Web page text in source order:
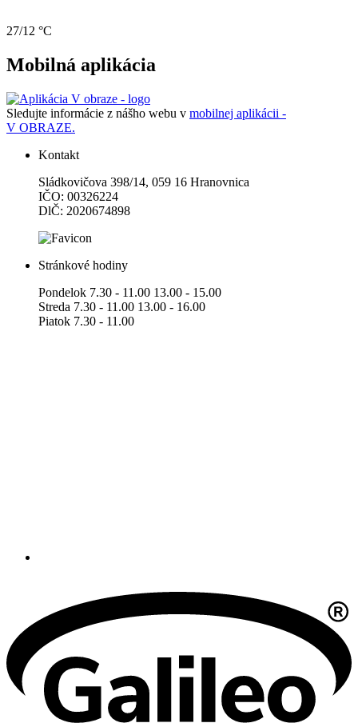
27/12 °C
Mobilná aplikácia
Sledujte informácie z nášho webu v mobilnej aplikácii -
V OBRAZE.
Kontakt
Sládkovičova 398/14, 059 16 Hranovnica
IČO: 00326224
DlČ: 2020674898
Stránkové hodiny
Pondelok 7.30 - 11.00 13.00 - 15.00
Streda 7.30 - 11.00 13.00 - 16.00
Piatok 7.30 - 11.00